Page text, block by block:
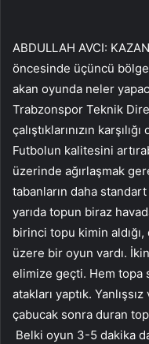
ABDULLAH AVCI:
öncesinde üçüncü
akan oyunda neler
Trabzonspor Teknik
çalıştıklarınızın
Futbolun kalitesini
üzerinde ağırlaşmak
tabanların daha
yarıda topun biraz
birinci topu kimin
üzere bir oyun vardı.
elimize geçti. Hem topa
atakları yaptık.
çabucak sonra duran
Belki oyun 3-5 dakika